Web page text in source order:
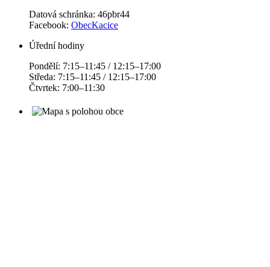
Datová schránka: 46pbr44
Facebook: ObecKacice
Úřední hodiny
Pondělí: 7:15–11:45 / 12:15–17:00
Středa: 7:15–11:45 / 12:15–17:00
Čtvrtek: 7:00–11:30